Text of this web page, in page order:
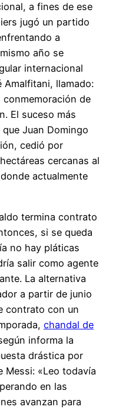
a fines de ese
jugó un partido
a
año se
internacional
llamado:
conmemoración de
El suceso más
Juan Domingo
cedió por
cercanas al
actualmente
termina contrato
si se queda
no hay pláticas
salir como agente
La alternativa
a partir de junio
contrato con un
chandal de
informa la
drástica por
Messi: «Leo todavía
en las
avanzan para